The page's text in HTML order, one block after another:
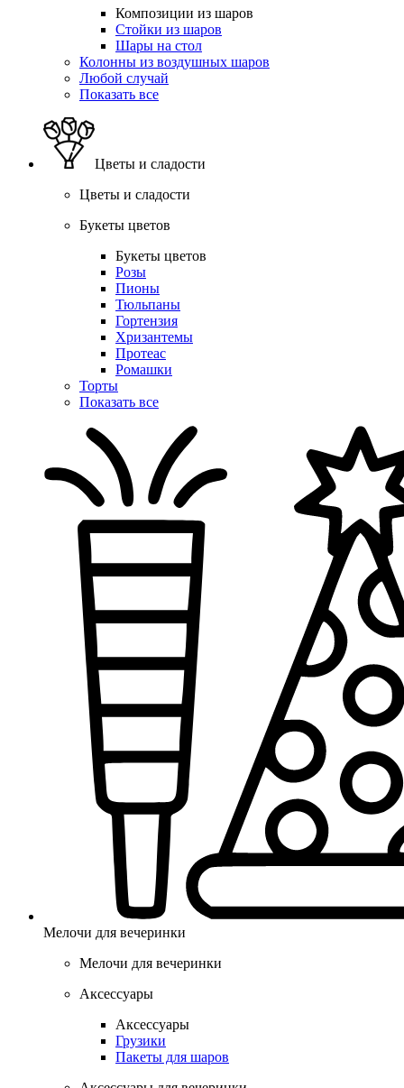
Композиции из шаров
Стойки из шаров
Шары на стол
Колонны из воздушных шаров
Любой случай
Показать все
Цветы и сладости
Цветы и сладости
Букеты цветов
Букеты цветов
Розы
Пионы
Тюльпаны
Гортензия
Хризантемы
Протеас
Ромашки
Торты
Показать все
Мелочи для вечеринки
Мелочи для вечеринки
Аксессуары
Аксессуары
Грузики
Пакеты для шаров